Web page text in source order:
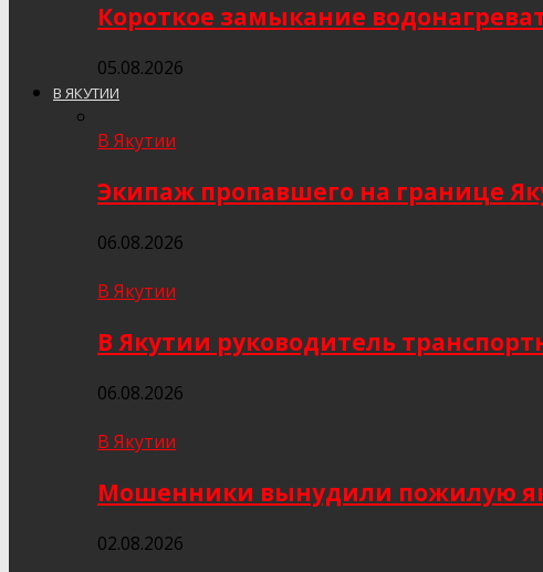
Короткое замыкание
05.08.2026
В ЯКУТИИ
В Якутии
Экипаж пропавшего на границе
06.08.2026
В Якутии
В Якутии руководитель
06.08.2026
В Якутии
Мошенники вынудили пожилую
02.08.2026